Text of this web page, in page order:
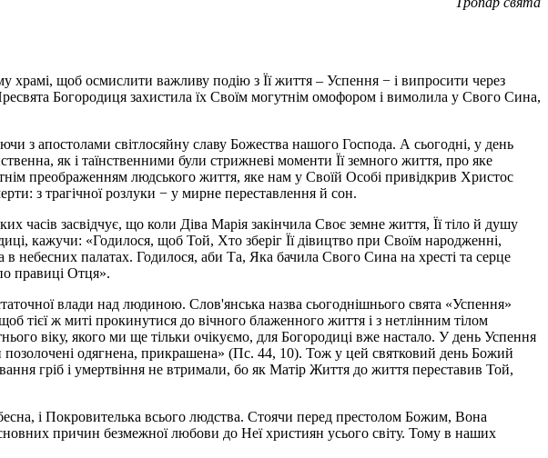
храмі, щоб осмислити важливу подію з Її життя – Успення − і випросити через
Богородиця захистила їх Своїм могутнім омофором і вимолила у Свого Сина,
з апостолами світлосяйну славу Божества нашого Господа. А сьогодні, у день
як і таїнственними були стрижневі моменти Її земного життя, про яке
преображенням людського життя, яке нам у Своїй Особі привідкрив Христос
з трагічної розлуки − у мирне переставлення й сон.
часів засвідчує, що коли Діва Марія закінчила Своє земне життя, Її тіло й душу
кажучи: «Годилося, щоб Той, Хто зберіг Її дівицтво при Своїм народженні,
небесних палатах. Годилося, аби Та, Яка бачила Свого Сина на хресті та серце
правиці Отця».
влади над людиною. Слов'янська назва сьогоднішнього свята «Успення»
тієї ж миті прокинутися до вічного блаженного життя і з нетлінним тілом
віку, якого ми ще тільки очікуємо, для Богородиці вже настало. У день Успення
одягнена, прикрашена» (Пс. 44, 10). Тож у цей святковий день Божий
гріб і умертвіння не втримали, бо як Матір Життя до життя переставив Той,
і Покровителька всього людства. Стоячи перед престолом Божим, Вона
причин безмежної любови до Неї християн усього світу. Тому в наших